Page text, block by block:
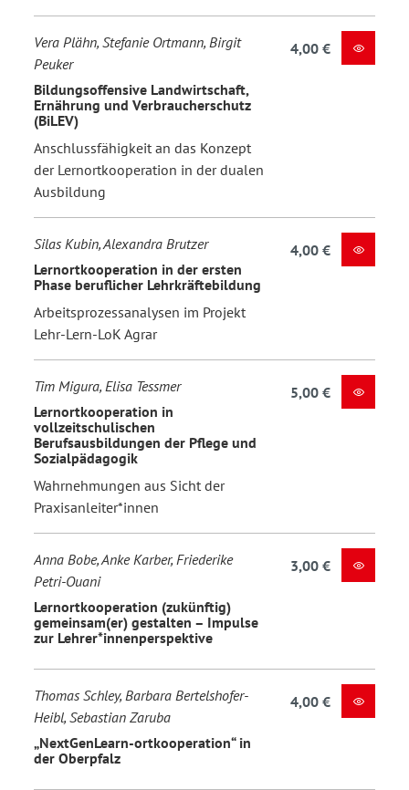
Vera Plähn, Stefanie Ortmann, Birgit
Peuker
Bildungsoffensive Landwirtschaft,
Ernährung und Verbraucherschutz
(BiLEV)
Anschlussfähigkeit an das Konzept
der Lernortkooperation in der dualen
Ausbildung
4,00 €
Silas Kubin, Alexandra Brutzer
Lernortkooperation in der ersten
Phase beruflicher Lehrkräftebildung
Arbeitsprozessanalysen im Projekt
Lehr-Lern-LoK Agrar
4,00 €
Tim Migura, Elisa Tessmer
Lernortkooperation in
vollzeitschulischen
Berufsausbildungen der Pflege und
Sozialpädagogik
Wahrnehmungen aus Sicht der
Praxisanleiter*innen
5,00 €
Anna Bobe, Anke Karber, Friederike
Petri-Ouani
Lernortkooperation (zukünftig)
gemeinsam(er) gestalten – Impulse
zur Lehrer*innenperspektive
3,00 €
Thomas Schley, Barbara Bertelshofer-
Heibl, Sebastian Zaruba
„NextGenLearn-ortkooperation“ in
der Oberpfalz
4,00 €